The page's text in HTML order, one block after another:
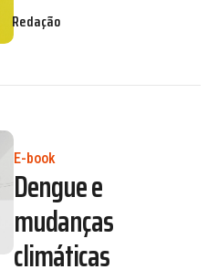
Redação
E-book
Dengue e
mudanças
climáticas